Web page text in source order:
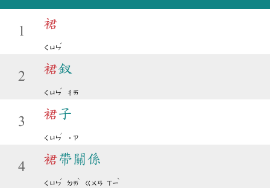
1
裙
ㄑㄩㄣ
ˊ
2
裙釵
ㄑㄩㄣ
ˊ
ㄔㄞ
3
裙子
ㄑㄩㄣ
ˊ
˙ㄗ
4
裙帶關係
ㄑㄩㄣ
ˊ
ㄉㄞ
ˋ
ㄍㄨㄢ ㄒㄧ
ˋ